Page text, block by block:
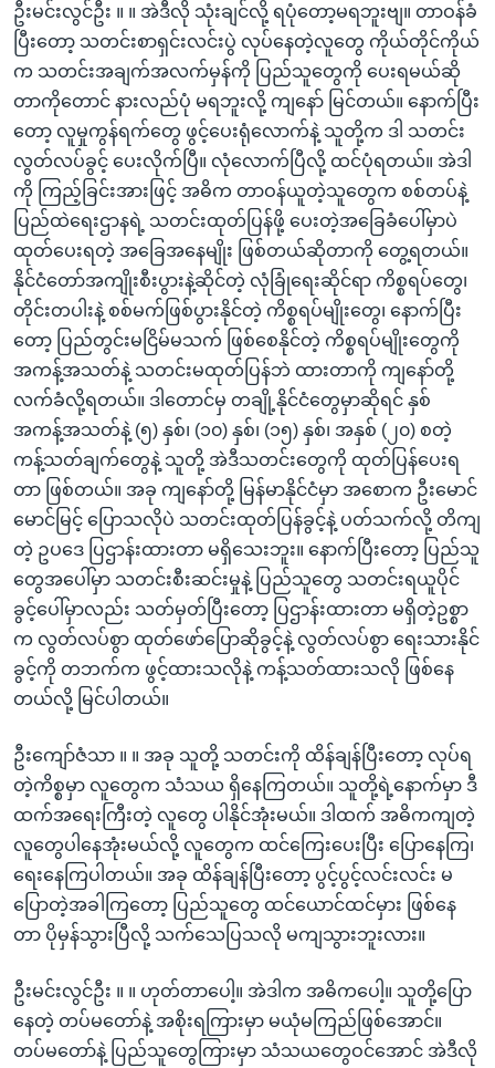
ဦးမင်းလွင်ဦး ။ ။ အဲဒီလို သုံးချင်လို့ ရပုံတော့မရဘူးဗျ။ တာဝန်ခံ
ပြီးတော့ သတင်းစာရှင်းလင်းပွဲ လုပ်နေတဲ့လူတွေ ကိုယ်တိုင်ကိုယ်
က သတင်းအချက်အလက်မှန်ကို ပြည်သူတွေကို ပေးရမယ်ဆို
တာကိုတောင် နားလည်ပုံ မရဘူးလို့ ကျနော် မြင်တယ်။ နောက်ပြီး
တော့ လူမှုကွန်ရက်တွေ ဖွင့်ပေးရုံလောက်နဲ့ သူတို့က ဒါ သတင်း
လွတ်လပ်ခွင့် ပေးလိုက်ပြီ။ လုံလောက်ပြီလို့ ထင်ပုံရတယ်။ အဲဒါ
ကို ကြည့်ခြင်းအားဖြင့် အဓိက တာဝန်ယူတဲ့သူတွေက စစ်တပ်နဲ့
ပြည်ထဲရေးဌာနရဲ့ သတင်းထုတ်ပြန်ဖို့ ပေးတဲ့အခြေခံပေါ်မှာပဲ
ထုတ်ပေးရတဲ့ အခြေအနေမျိုး ဖြစ်တယ်ဆိုတာကို တွေ့ရတယ်။
နိုင်ငံတော်အကျိုးစီးပွားနဲ့ဆိုင်တဲ့ လုံခြုံရေးဆိုင်ရာ ကိစ္စရပ်တွေ၊
တိုင်းတပါးနဲ့ စစ်မက်ဖြစ်ပွားနိုင်တဲ့ ကိစ္စရပ်မျိုးတွေ၊ နောက်ပြီး
တော့ ပြည်တွင်းမငြိမ်မသက် ဖြစ်စေနိုင်တဲ့ ကိစ္စရပ်မျိုးတွေကို
အကန့်အသတ်နဲ့ သတင်းမထုတ်ပြန်ဘဲ ထားတာကို ကျနော်တို့
လက်ခံလို့ရတယ်။ ဒါတောင်မှ တချို့နိုင်ငံတွေမှာဆိုရင် နှစ်
အကန့်အသတ်နဲ့ (၅) နှစ်၊ (၁၀) နှစ်၊ (၁၅) နှစ်၊ အနှစ် (၂၀) စတဲ့
ကန့်သတ်ချက်တွေနဲ့ သူတို့ အဲဒီသတင်းတွေကို ထုတ်ပြန်ပေးရ
တာ ဖြစ်တယ်။ အခု ကျနော်တို့ မြန်မာနိုင်ငံမှာ အစောက ဦးမောင်
မောင်မြင့် ပြောသလိုပဲ သတင်းထုတ်ပြန်ခွင့်နဲ့ ပတ်သက်လို့ တိကျ
တဲ့ ဥပဒေ ပြဌာန်းထားတာ မရှိသေးဘူး။ နောက်ပြီးတော့ ပြည်သူ
တွေအပေါ်မှာ သတင်းစီးဆင်းမှုနဲ့ ပြည်သူတွေ သတင်းရယူပိုင်
ခွင့်ပေါ်မှာလည်း သတ်မှတ်ပြီးတော့ ပြဌာန်းထားတာ မရှိတဲ့ဥစ္စာ
က လွတ်လပ်စွာ ထုတ်ဖော်ပြောဆိုခွင့်နဲ့ လွတ်လပ်စွာ ရေးသားနိုင်
ခွင့်ကို တဘက်က ဖွင့်ထားသလိုနဲ့ ကန့်သတ်ထားသလို ဖြစ်နေ
တယ်လို့ မြင်ပါတယ်။
ဦးကျော်ဇံသာ ။ ။ အခု သူတို့ သတင်းကို ထိန်ချန်ပြီးတော့ လုပ်ရ
တဲ့ကိစ္စမှာ လူတွေက သံသယ ရှိနေကြတယ်။ သူတို့ရဲ့နောက်မှာ ဒီ
ထက်အရေးကြီးတဲ့ လူတွေ ပါနိုင်အုံးမယ်။ ဒါထက် အဓိကကျတဲ့
လူတွေပါနေအုံးမယ်လို့ လူတွေက ထင်ကြေးပေးပြီး ပြောနေကြ၊
ရေးနေကြပါတယ်။ အခု ထိန်ချန်ပြီးတော့ ပွင့်ပွင့်လင်းလင်း မ
ပြောတဲ့အခါကြတော့ ပြည်သူတွေ ထင်ယောင်ထင်မှား ဖြစ်နေ
တာ ပိုမှန်သွားပြီလို့ သက်သေပြသလို မကျသွားဘူးလား။
ဦးမင်းလွင်ဦး ။ ။ ဟုတ်တာပေါ့။ အဲဒါက အဓိကပေါ့။ သူတို့ပြော
နေတဲ့ တပ်မတော်နဲ့ အစိုးရကြားမှာ မယုံမကြည်ဖြစ်အောင်။
တပ်မတော်နဲ့ ပြည်သူတွေကြားမှာ သံသယတွေဝင်အောင် အဲဒီလို